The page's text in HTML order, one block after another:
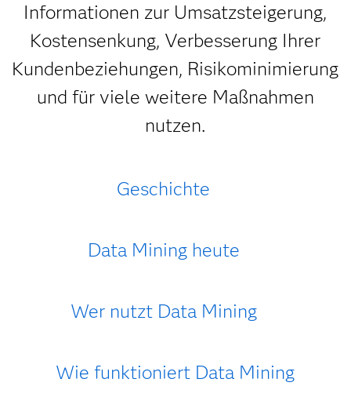
Informationen zur Umsatzsteigerung,
Kostensenkung, Verbesserung Ihrer
Kundenbeziehungen, Risikominimierung
und für viele weitere Maßnahmen
nutzen.
Geschichte
Data Mining heute
Wer nutzt Data Mining
Wie funktioniert Data Mining